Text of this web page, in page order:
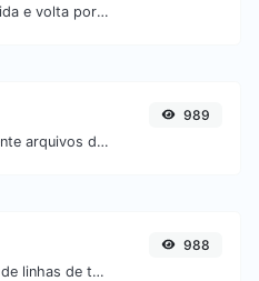
Separe texto de ida e volta por novas linhas, vírgulas, pontos etc.
Converta facilmente arquivos de imagem JPG para ICO.
989
Inverta uma lista de linhas de texto.
988